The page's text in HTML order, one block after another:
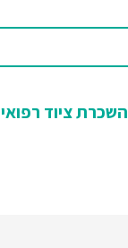
השכרת ציוד רפואי